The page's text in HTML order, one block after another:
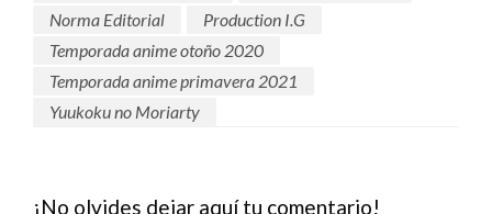
Norma Editorial
Production I.G
Temporada anime otoño 2020
Temporada anime primavera 2021
Yuukoku no Moriarty
¡No olvides dejar aquí tu comentario!